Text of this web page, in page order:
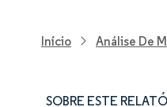
Início Análise De
SOBRE ESTE